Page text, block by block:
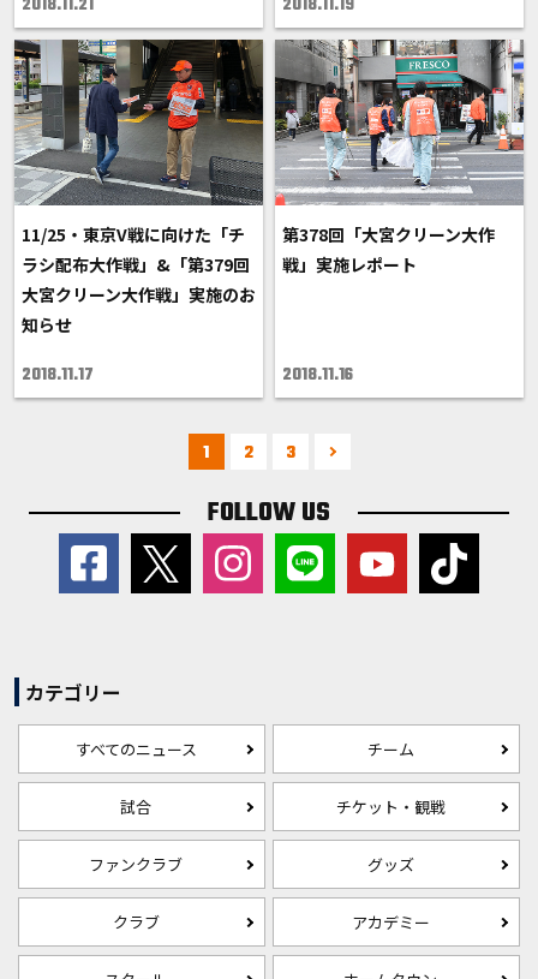
2018.11.21 2018.11.19
11/25・東京V戦に向けた「チ
ラシ配布大作戦」&「第379回
大宮クリーン大作戦」実施のお
知らせ
2018.11.17
第378回「大宮クリーン大作
戦」実施レポート
2018.11.16
1 2 3
FOLLOW US
カテゴリー
すべてのニュース チーム
試合 チケット・観戦
ファンクラブ グッズ
クラブ アカデミー